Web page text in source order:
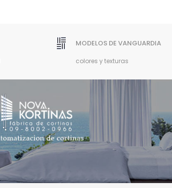
MODELOS DE VANGUARDIA
colores y texturas